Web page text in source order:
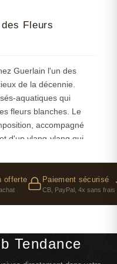
Fleurs
Guerlain l'un des
de la décennie.
aquatiques qui
fleurs blanches. Le
accompagné
d'un ylang-ylang qui
fleurs blanches dans
qui évite
offerte Paiement sécurisé
CB, PayPal, 4x sans frais
Tendance